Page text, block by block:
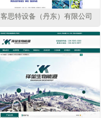
客思特设备（丹东）有限公司